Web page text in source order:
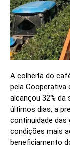
A colheita do
pela Cooperativa
alcançou 32% da
últimos dias, a
continuidade
condições mais
beneficiamento